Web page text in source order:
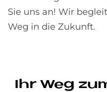
Sie uns an! Wir
Weg in die Zukunft.
Ihr Weg